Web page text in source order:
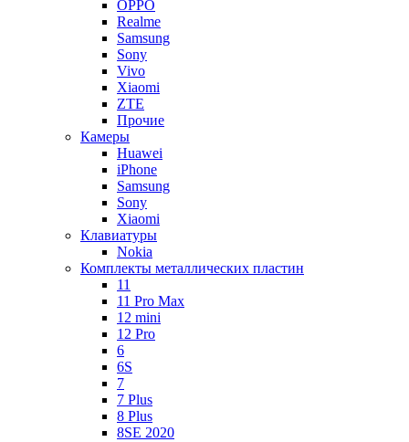
OPPO
Realme
Samsung
Sony
Vivo
Xiaomi
ZTE
Прочие
Камеры
Huawei
iPhone
Samsung
Sony
Xiaomi
Клавиатуры
Nokia
Комплекты металлических пластин
11
11 Pro Max
12 mini
12 Pro
6
6S
7
7 Plus
8 Plus
8SE 2020